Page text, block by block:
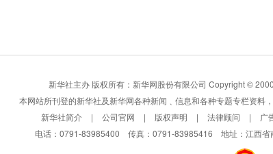
新华社主办 版权所有：新华网股份有限公司 Copyright ©
本网站所刊登的新华社及新华网各种新闻﹑信息和各种专题专栏资料
新华社简介
| 公司官网 | 版权声明 | 法律顾问 | 广
电话：0791-83985400 传真：0791-83985416 地址：江西